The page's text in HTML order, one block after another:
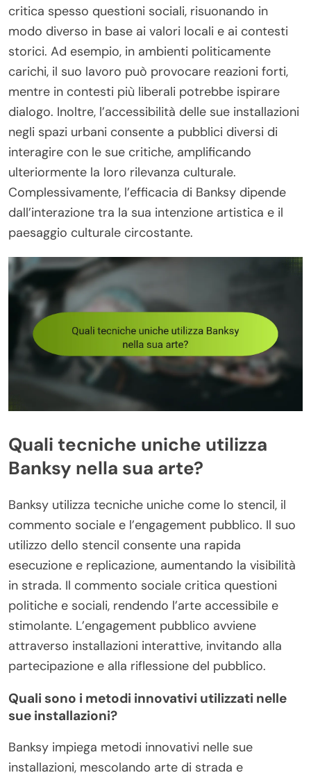
critica spesso questioni sociali, risuonando in
modo diverso in base ai valori locali e ai contesti
storici. Ad esempio, in ambienti politicamente
carichi, il suo lavoro può provocare reazioni forti,
mentre in contesti più liberali potrebbe ispirare
dialogo. Inoltre, l’accessibilità delle sue installazioni
negli spazi urbani consente a pubblici diversi di
interagire con le sue critiche, amplificando
ulteriormente la loro rilevanza culturale.
Complessivamente, l’efficacia di Banksy dipende
dall’interazione tra la sua intenzione artistica e il
paesaggio culturale circostante.
Quali tecniche uniche utilizza
Banksy nella sua arte?
Banksy utilizza tecniche uniche come lo stencil, il
commento sociale e l’engagement pubblico. Il suo
utilizzo dello stencil consente una rapida
esecuzione e replicazione, aumentando la visibilità
in strada. Il commento sociale critica questioni
politiche e sociali, rendendo l’arte accessibile e
stimolante. L’engagement pubblico avviene
attraverso installazioni interattive, invitando alla
partecipazione e alla riflessione del pubblico.
Quali sono i metodi innovativi utilizzati nelle
sue installazioni?
Banksy impiega metodi innovativi nelle sue
installazioni, mescolando arte di strada e